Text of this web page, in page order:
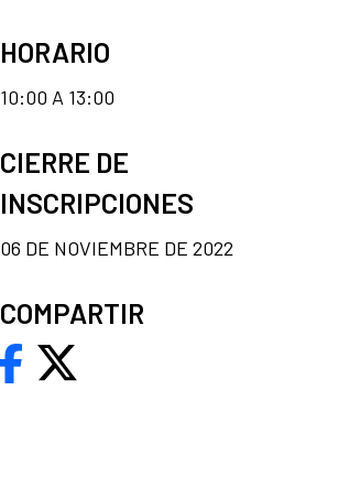
HORARIO
10:00 A 13:00
CIERRE DE
INSCRIPCIONES
06 DE NOVIEMBRE DE 2022
COMPARTIR